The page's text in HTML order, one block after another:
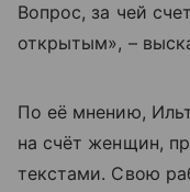
Вопрос, за чей
открытым», –
По её мнению,
на счёт женщин,
текстами. Свою